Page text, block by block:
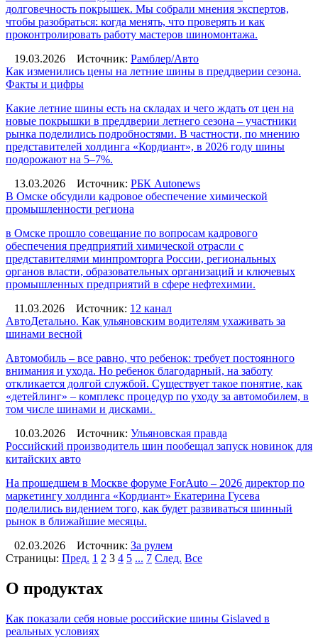
долговечность покрышек. Мы собрали мнения экспертов,
чтобы разобраться: когда менять, что проверять и как
проконтролировать работу мастеров шиномонтажа.
19.03.2026
Источник: Рамблер/Авто
Как изменились цены на летние шины в преддверии сезона.
Факты и цифры
Какие летние шины есть на складах и чего ждать от цен на
новые покрышки в преддверии летнего сезона – участники
рынка поделились подробностями. В частности, по мнению
представителей холдинга «Кордиант», в 2026 году шины
подорожают на 5–7%.
13.03.2026
Источник: РБК Autonews
В Омске обсудили кадровое обеспечение химической
промышленности региона
в Омске прошло совещание по вопросам кадрового
обеспечения предприятий химической отрасли с
представителями минпромторга России, региональных
органов власти, образовательных организаций и ключевых
промышленных предприятий в сфере нефтехимии.
11.03.2026
Источник: 12 канал
АвтоДетально. Как ульяновским водителям ухаживать за
шинами весной
Автомобиль – все равно, что ребенок: требует постоянного
внимания и ухода. Но ребенок благодарный, на заботу
откликается долгой службой. Существует такое понятие, как
«детейлинг» – комплекс процедур по уходу за автомобилем, в
том числе шинами и дисками.
10.03.2026
Источник: Ульяновская правда
Российский производитель шин пообещал запуск новинок для
китайских авто
На прошедшем в Москве форуме ForAuto – 2026 директор по
маркетингу холдинга «Кордиант» Екатерина Гусева
поделились видением того, как будет развиваться шинный
рынок в ближайшие месяцы.
02.03.2026
Источник: За рулем
Страницы: Пред. 1 2 3 4 5 ... 7 След. Все
О продуктах
Как показали себя новые российские шины Gislaved в
реальных условиях